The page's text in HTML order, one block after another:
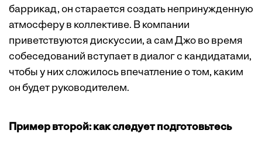
баррикад, он старается создать непринужденную
атмосферу в коллективе. В компании
приветствуются дискуссии, а сам Джо во время
собеседований вступает в диалог с кандидатами,
чтобы у них сложилось впечатление о том, каким
он будет руководителем.
Пример второй: как следует подготовьтесь